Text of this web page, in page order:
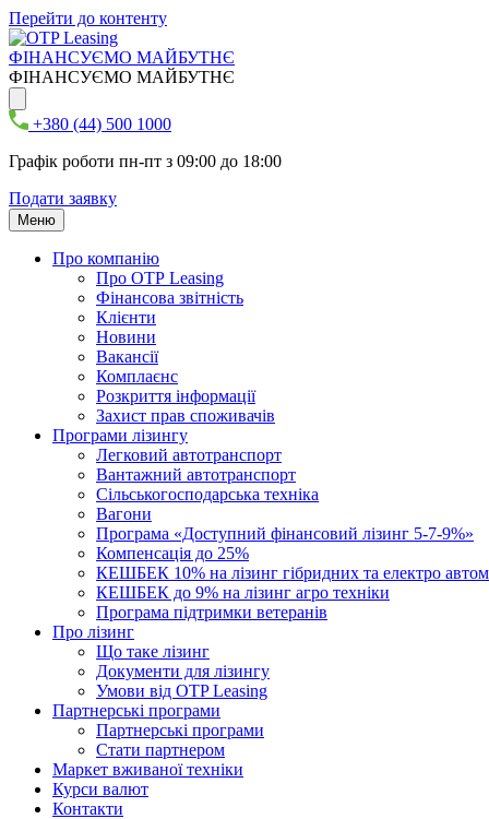
Перейти до контенту
ФІНАНСУЄМО МАЙБУТНЄ
ФІНАНСУЄМО МАЙБУТНЄ
+380 (44) 500 1000
Графік роботи пн-пт з 09:00 до 18:00
Подати заявку
Меню
Про компанію
Про ОТР Leasing
Фінансова звітність
Клієнти
Новини
Вакансії
Комплаєнс
Розкриття інформації
Захист прав споживачів
Програми лізингу
Легковий автотранспорт
Вантажний автотранспорт
Cільськогосподарська техніка
Вагони
Програма «Доступний фінансовий лізинг 5-7-9%»
Компенсація до 25%
КЕШБЕК 10% на лізинг гібридних та електро
КЕШБЕК до 9% на лізинг агро техніки
Програма підтримки ветеранів
Про лізинг
Що таке лізинг
Документи для лізингу
Умови від OTP Leasing
Партнерські програми
Партнерські програми
Стати партнером
Маркет вживаної техніки
Курси валют
Контакти